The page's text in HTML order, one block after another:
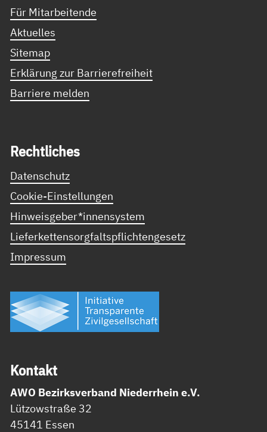
Für Mitarbeitende
Aktuelles
Sitemap
Erklärung zur Barrierefreiheit
Barriere melden
Recht­li­ches
Datenschutz
Cookie-Einstellungen
Hinweisgeber*innensystem
Lieferkettensorgfaltspflichtengesetz
Impressum
Kon­takt
AWO Bezirksverband Niederrhein e.V.
Lützowstraße 32
45141 Essen